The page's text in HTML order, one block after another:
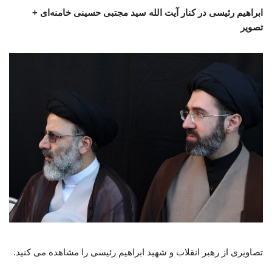
ابراهیم رئیسی در کنار آیت الله سید مجتبی حسینی خامنه‌ای +
تصویر
تصاویری از رهبر انقلاب و شهید ابراهیم رئیسی را مشاهده می کنید.